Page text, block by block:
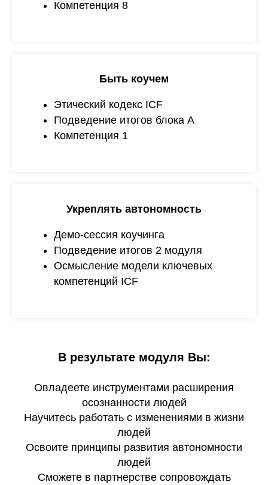
Компетенция 8
Быть коучем
Этический кодекс ICF
Подведение итогов блока A
Компетенция 1
Укреплять автономность
Демо-сессия коучинга
Подведение итогов 2 модуля
Осмысление модели ключевых
компетенций ICF
В результате модуля Вы:
Овладеете инструментами расширения
осознанности людей
Научитесь работать с изменениями в жизни
людей
Освоите принципы развития автономности
людей
Сможете в партнерстве сопровождать